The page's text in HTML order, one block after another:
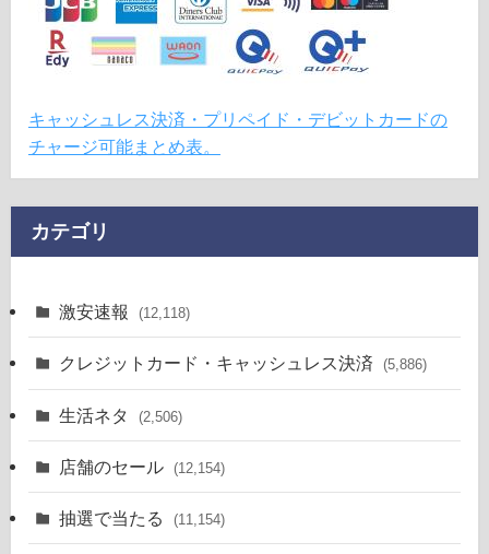
キャッシュレス決済・プリペイド・デビットカードの
チャージ可能まとめ表。
カテゴリ
激安速報 (12,118)
クレジットカード・キャッシュレス決済 (5,886)
生活ネタ (2,506)
店舗のセール (12,154)
抽選で当たる (11,154)